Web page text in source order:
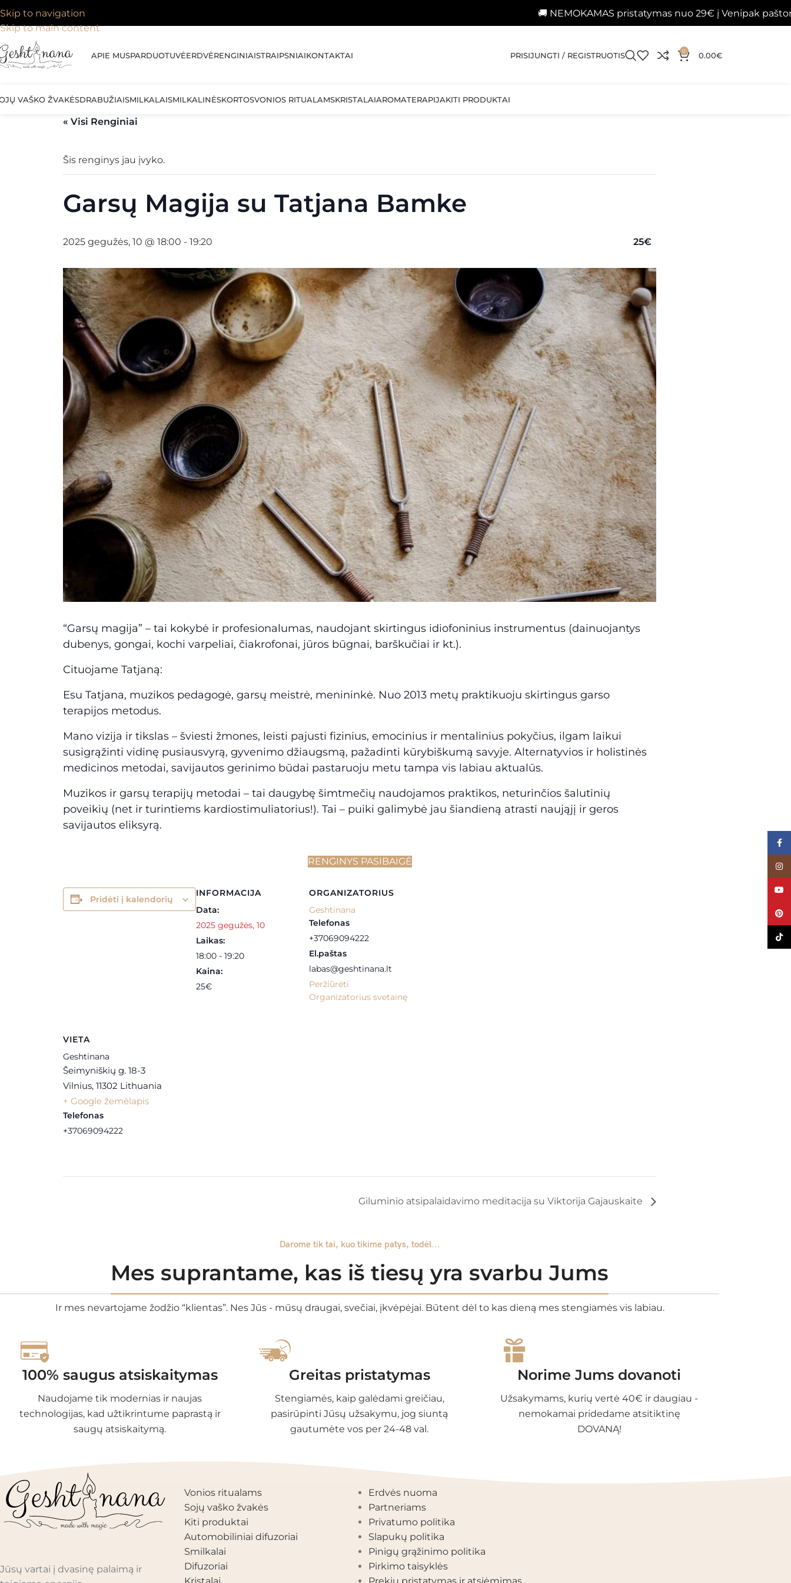
🚚 NEMOKAMAS pristatymas nuo 29€ į Venipak paštomatus 📦
Skip to navigation
Skip to main content
APIE MUSPARDUOTUVĖERDVĖRENGINIAISTRAIPSNIAIKONTAKTAI PRISIJUNGTI / REGISTRUOTIS 0 0.00€
VAŠKO ŽVAKĖSDRABUŽIAISMILKALAISMILKALINĖSKORTOSVONIOS RITUALAMSKRISTALAIAROMATERAPIJAKITI PRODUKTAI
« Visi Renginiai
Šis renginys jau įvyko.
Garsų Magija su Tatjana Bamke
2025 gegužės, 10 @ 18:00 - 19:20 25€
“Garsų magija” – tai kokybė ir profesionalumas, naudojant skirtingus idiofoninius instrumentus (dainuojantys
dubenys, gongai, kochi varpeliai, čiakrofonai, jūros būgnai, barškučiai ir kt.).
Cituojame Tatjaną:
Esu Tatjana, muzikos pedagogė, garsų meistrė, menininkė. Nuo 2013 metų praktikuoju skirtingus garso
terapijos metodus.
Mano vizija ir tikslas – šviesti žmones, leisti pajusti fizinius, emocinius ir mentalinius pokyčius, ilgam laikui
susigrąžinti vidinę pusiausvyrą, gyvenimo džiaugsmą, pažadinti kūrybiškumą savyje. Alternatyvios ir holistinės
medicinos metodai, savijautos gerinimo būdai pastaruoju metu tampa vis labiau aktualūs.
Muzikos ir garsų terapijų metodai – tai daugybę šimtmečių naudojamos praktikos, neturinčios šalutinių
poveikių (net ir turintiems kardiostimuliatorius!). Tai – puiki galimybė jau šiandieną atrasti naująjį ir geros
savijautos eliksyrą.
RENGINYS PASIBAIGĖ
Pridėti į kalendorių
INFORMACIJA
Data:
2025 gegužės, 10
Laikas:
18:00 - 19:20
Kaina:
25€
ORGANIZATORIUS
Geshtinana
Telefonas
+37069094222
El.paštas
labas@geshtinana.lt
Peržiūrėti
Organizatorius svetainę
VIETA
Geshtinana
Šeimyniškių g. 18-3
Vilnius, 11302 Lithuania
+ Google žemėlapis
Telefonas
+37069094222
Giluminio atsipalaidavimo meditacija su Viktorija Gajauskaite
Darome tik tai, kuo tikime patys, todėl...
Mes suprantame, kas iš tiesų yra svarbu Jums
Ir mes nevartojame žodžio “klientas”. Nes Jūs - mūsų draugai, svečiai, įkvėpėjai. Būtent dėl to kas dieną mes stengiamės vis labiau.
100% saugus atsiskaitymas
Naudojame tik modernias ir naujas
technologijas, kad užtikrintume paprastą ir
saugų atsiskaitymą.
Greitas pristatymas
Stengiamės, kaip galėdami greičiau,
pasirūpinti Jūsų užsakymu, jog siuntą
gautumėte vos per 24-48 val.
Norime Jums dovanoti
Užsakymams, kurių vertė 40€ ir daugiau -
nemokamai pridedame atsitiktinę
DOVANĄ!
Jūsų vartai į dvasinę palaimą ir
PRODUKTŲ KATEGORIJOS
Vonios ritualams
Sojų vaško žvakės
Kiti produktai
Automobiliniai difuzoriai
Smilkalai
Difuzoriai
Erdvės nuoma
Partneriams
Privatumo politika
Slapukų politika
Pinigų grąžinimo politika
Pirkimo taisyklės